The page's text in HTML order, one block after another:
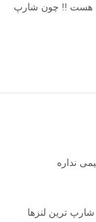
های کراپ لنز ۵۰ اف ۱٫۸ خیلی شارپ تر از اف ۱٫۴ هست !! چون شارپ
نداره
میلیمتر هر دو نسخه ۱٫۴ و ۱٫۸ جزو شارپ ترین لنزها